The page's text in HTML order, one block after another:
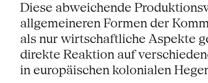
Diese abweichende
allgemeineren Formen der
als nur wirtschaftliche Aspekte
direkte Reaktion auf
in europäischen kolonialen